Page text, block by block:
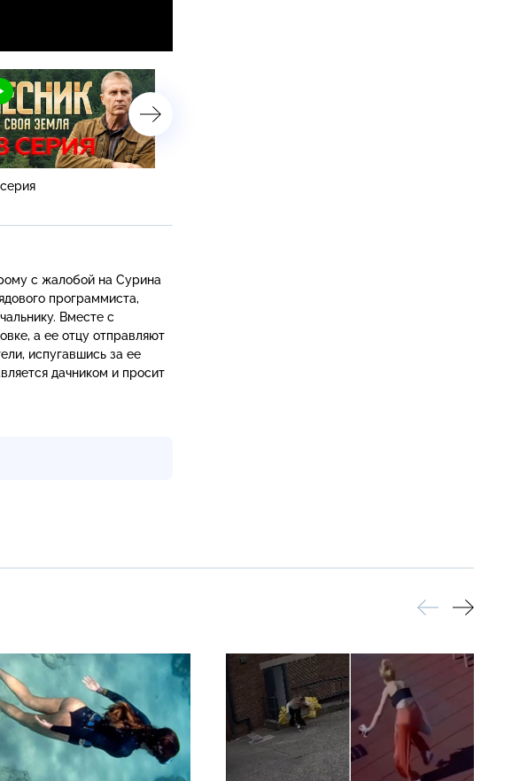
с жалобой на Сурина
программиста,
Вместе с
а ее отцу отправляют
испугавшись за ее
дачником и просит